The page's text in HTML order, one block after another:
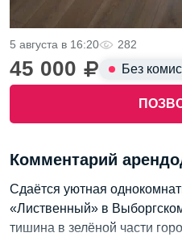
45 000 Без
5 августа в 16:20 282
Комментарий
Сдаётся уютная
«Лиственный» в
тишина в зелёной части